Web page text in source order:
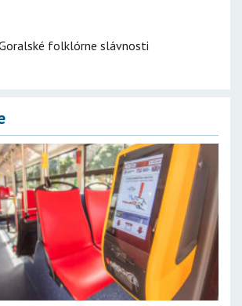
folklórne slávnosti